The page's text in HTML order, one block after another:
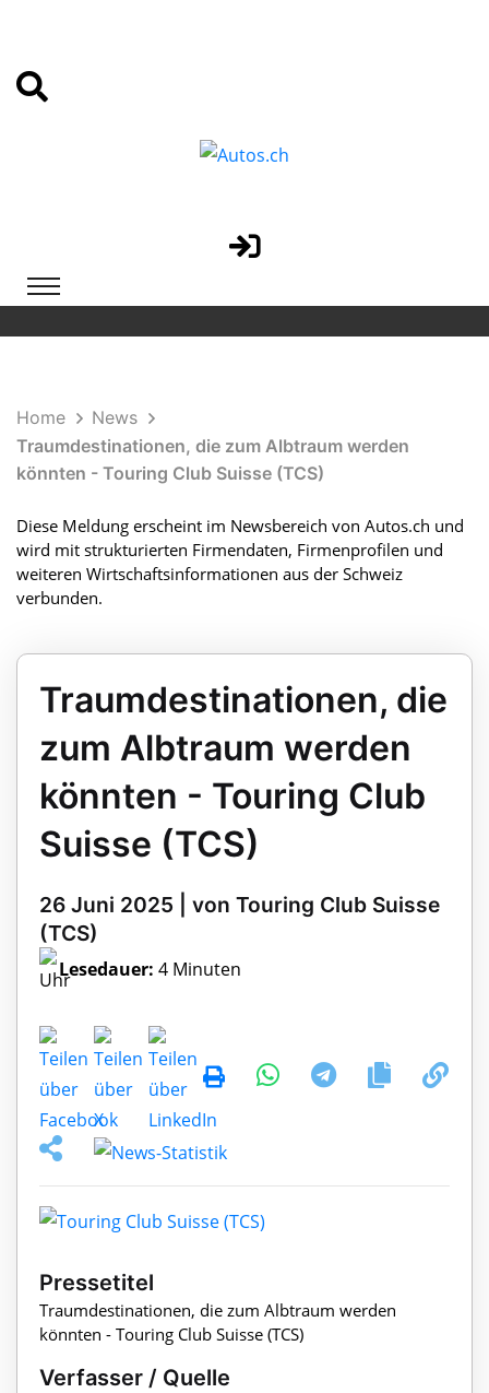
Home
News
Traumdestinationen, die zum Albtraum werden
könnten - Touring Club Suisse (TCS)
Diese Meldung erscheint im Newsbereich von Autos.ch und
wird mit strukturierten Firmendaten, Firmenprofilen und
weiteren Wirtschaftsinformationen aus der Schweiz
verbunden.
Traumdestinationen, die
zum Albtraum werden
könnten - Touring Club
Suisse (TCS)
26 Juni 2025 | von Touring Club Suisse
(TCS)
Lesedauer: 4 Minuten
Pressetitel
Traumdestinationen, die zum Albtraum werden
könnten - Touring Club Suisse (TCS)
Verfasser / Quelle